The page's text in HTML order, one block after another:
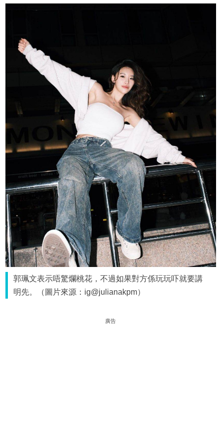
郭珮文表示唔驚爛桃花，不過如果對方係玩玩吓就要講
明先。（圖片來源：ig@julianakpm）
廣告